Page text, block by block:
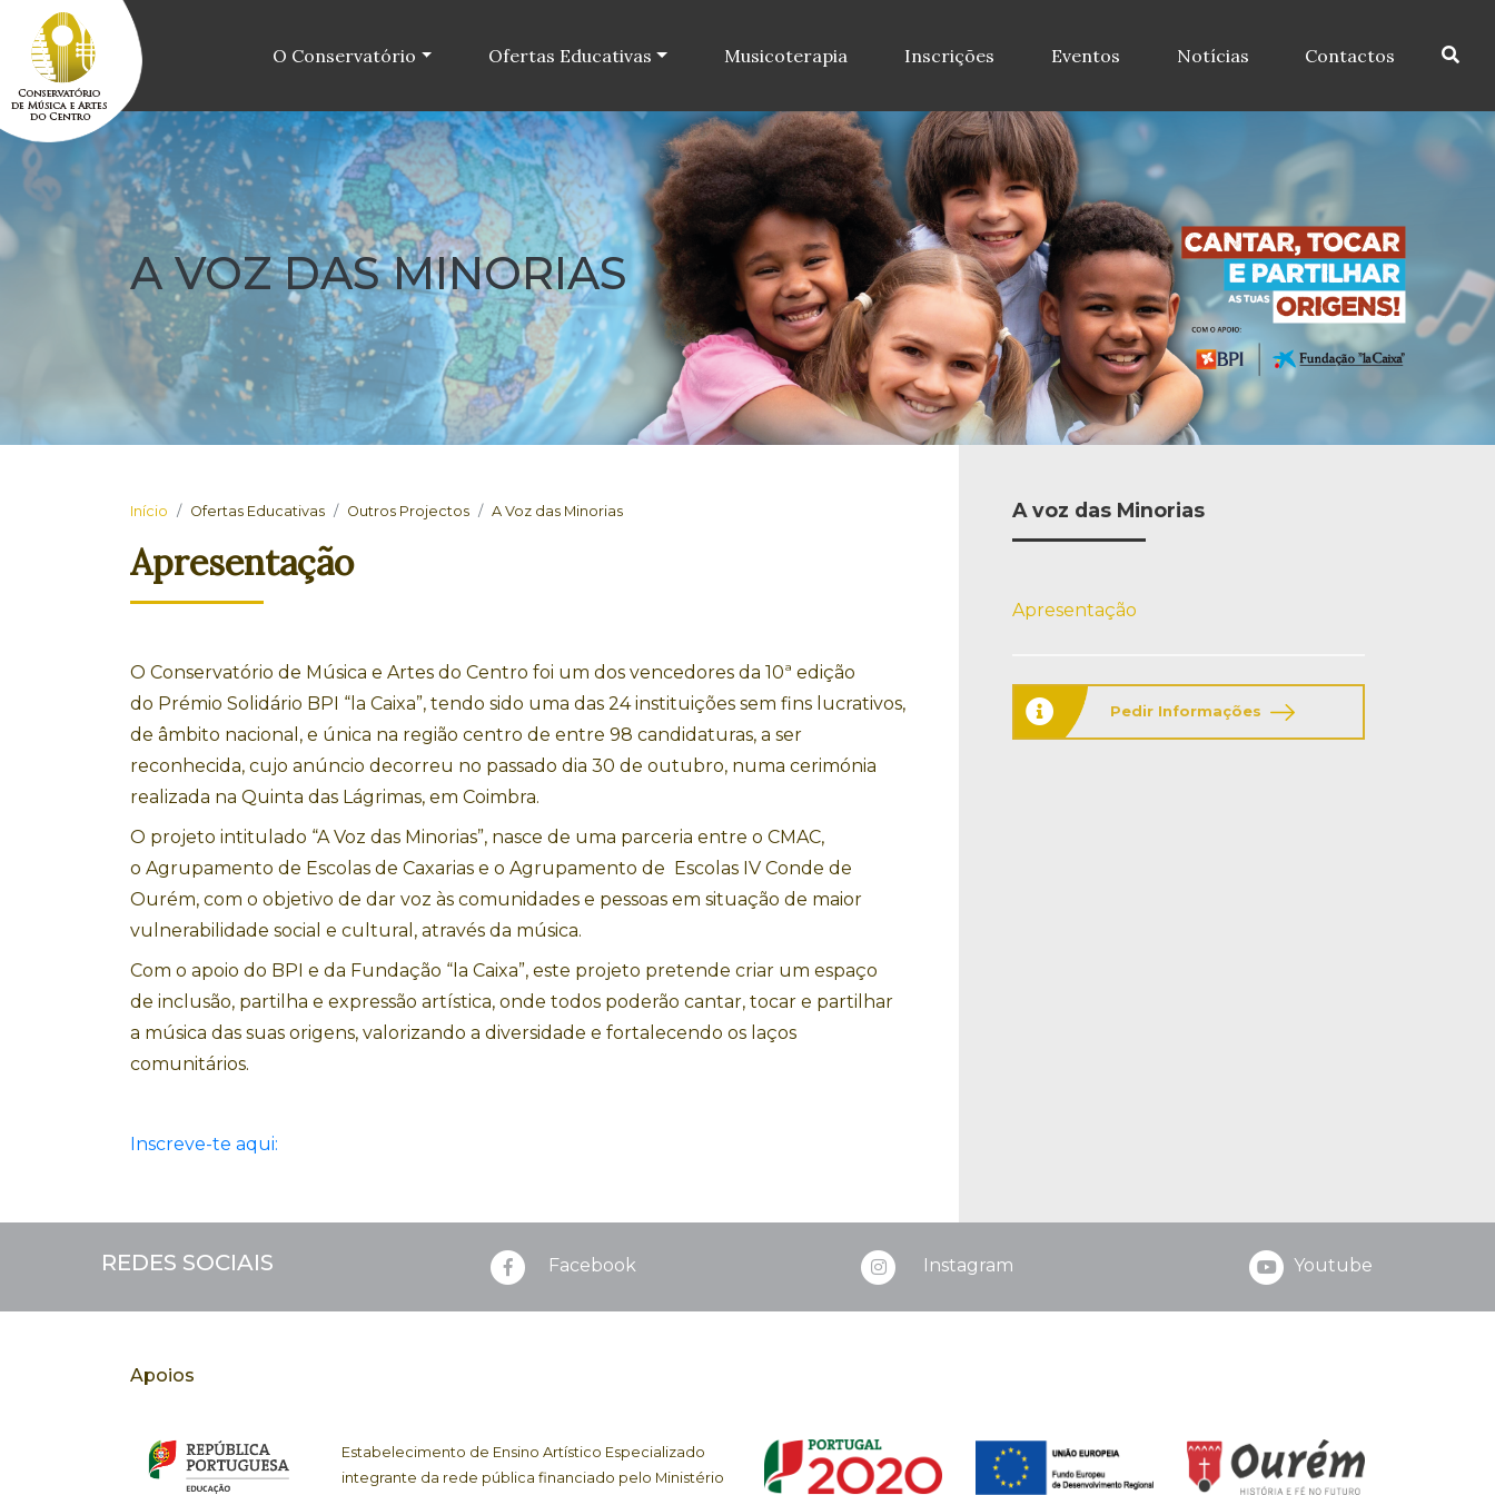
O Conservatório Ofertas Educativas Musicoterapia Inscrições Eventos Notícias Contactos
A VOZ DAS MINORIAS
Início Ofertas Educativas Outros Projectos A Voz das Minorias
Apresentação
O Conservatório de Música e Artes do Centro foi um dos vencedores da 10ª edição
do Prémio Solidário BPI “la Caixa”, tendo sido uma das 24 instituições sem fins lucrativos,
de âmbito nacional, e única na região centro de entre 98 candidaturas, a ser
reconhecida, cujo anúncio decorreu no passado dia 30 de outubro, numa cerimónia
realizada na Quinta das Lágrimas, em Coimbra.
O projeto intitulado “A Voz das Minorias”, nasce de uma parceria entre o CMAC,
o Agrupamento de Escolas de Caxarias e o Agrupamento de Escolas IV Conde de
Ourém, com o objetivo de dar voz às comunidades e pessoas em situação de maior
vulnerabilidade social e cultural, através da música.
Com o apoio do BPI e da Fundação “la Caixa”, este projeto pretende criar um espaço
de inclusão, partilha e expressão artística, onde todos poderão cantar, tocar e partilhar
a música das suas origens, valorizando a diversidade e fortalecendo os laços
comunitários.
Inscreve-te aqui:
A voz das Minorias
Apresentação
Pedir Informações
REDES SOCIAIS Facebook Instagram Youtube
Apoios
Estabelecimento de Ensino Artístico Especializado
integrante da rede pública financiado pelo Ministério